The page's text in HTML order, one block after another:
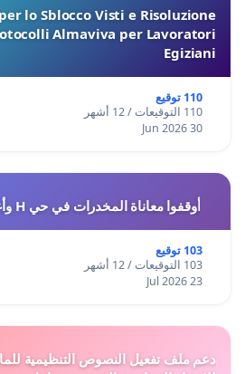
lo Sblocco Visti e Risoluzione
Almaviva per Lavoratori
Egiziani
110 توقيع
110 التوقيعات / 12 أشهر
30 Jun 2026
أوقفوا معاناة المخدرات في حي H وأعيدوا الأمان إلى حينا!
103 توقيع
103 التوقيعات / 12 أشهر
23 Jul 2026